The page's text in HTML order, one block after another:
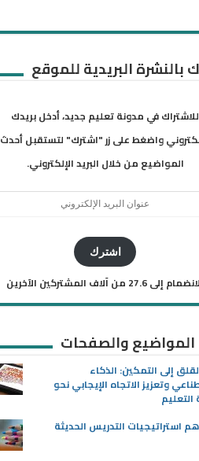
بالنشرة البريدية للموقع
للاشتراك في مدونة تعليم جديد، أدخل بريدك
واضغط على زر "اشترك" لتستقبل أحدث
المواضيع من خلال البريد الإلكتروني.
اشترك
إلى 27.6 من آلاف المشتركين الآخرين
المواضيع والصفحات
إلى التمكين: الذكاء
وتعزيز الاتجاه الإيجابي نحو
استراتيجيات التدريس الحديثة